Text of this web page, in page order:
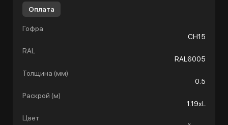
Оплата
Гофра
СН15
RAL
RAL6005
Толщина (мм)
0.5
Раскрой (м)
1.19хL
Цвет